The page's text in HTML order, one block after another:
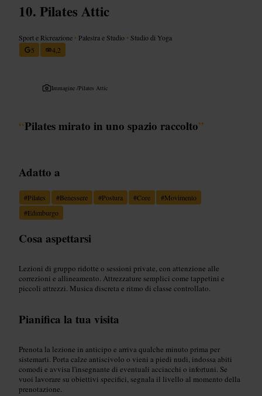
Pilates Attic
Sport e Ricreazione • Palestra e Studio • Studio di Yoga
5
4,2
Immagine /Pilates Attic
“Pilates mirato in uno spazio raccolto”
Adatto a
#Pilates #Benessere #Postura #Core #Movimento
#Edimburgo
Cosa aspettarsi
Lezioni di gruppo ridotte o sessioni private, con attenzione alle
correzioni e allineamento. Attrezzature semplici come tappetini e
piccoli attrezzi. Musica discreta e ritmo di classe controllato.
Pianifica la tua visita
Prenota la lezione in anticipo e arriva qualche minuto prima per
sistemarti. Porta calze antiscivolo o vieni a piedi nudi, indossa abiti
comodi e avvisa l'insegnante di eventuali acciacchi o infortuni. Se
vuoi lavorare su obiettivi specifici, segnala il livello al momento della
prenotazione.